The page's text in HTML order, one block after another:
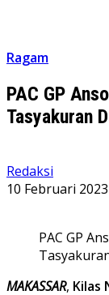
Ragam
PAC GP
Tasyakuran
Redaksi
10 Februari 2023
PAC GP
MAKASSAR, Kilas